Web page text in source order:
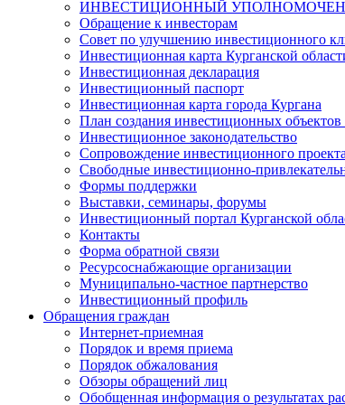
ИНВЕСТИЦИОННЫЙ
Обращение к инвесторам
Совет по улучшению инвестиционного
Инвестиционная карта Курганской
Инвестиционная декларация
Инвестиционный паспорт
Инвестиционная карта города Кургана
План создания инвестиционных
Инвестиционное законодательство
Сопровождение инвестиционного проекта
Свободные инвестиционно-
Формы поддержки
Выставки, семинары, форумы
Инвестиционный портал Курганской
Контакты
Форма обратной связи
Ресурсоснабжающие организации
Муниципально-частное партнерство
Инвестиционный профиль
Обращения граждан
Интернет-приемная
Порядок и время приема
Порядок обжалования
Обзоры обращений лиц
Обобщенная информация о результатах